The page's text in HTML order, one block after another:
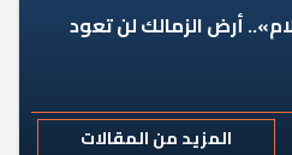
أرض الزمالك لن تعود
المزيد من المقالات